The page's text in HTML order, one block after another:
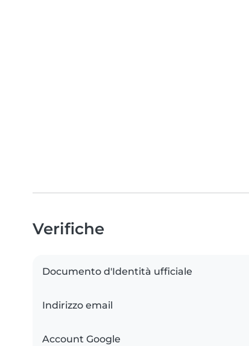
Verifiche
Documento d'Identità ufficiale
Indirizzo email
Account Google